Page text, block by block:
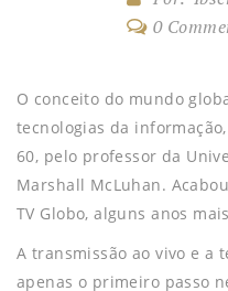
0
O conceito do mundo
tecnologias da
60, pelo professor da
Marshall McLuhan.
TV Globo, alguns anos
A transmissão ao vivo e a
apenas o primeiro passo